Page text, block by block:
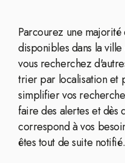
Parcourez une
disponibles dans la
vous recherchez
trier par localisation et
simplifier vos
faire des alertes et dès
correspond à vos
êtes tout de suite notifié.